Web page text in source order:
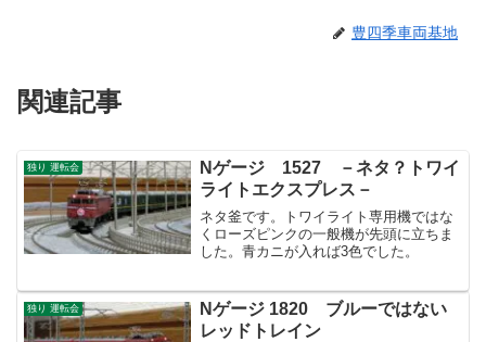
豊四季車両基地
関連記事
独り 運転会
Nゲージ 1527 －ネタ？トワイ
ライトエクスプレス－
ネタ釜です。トワイライト専用機ではな
くローズピンクの一般機が先頭に立ちま
した。青カニが入れば3色でした。
独り 運転会
Nゲージ 1820 ブルーではない
レッドトレイン